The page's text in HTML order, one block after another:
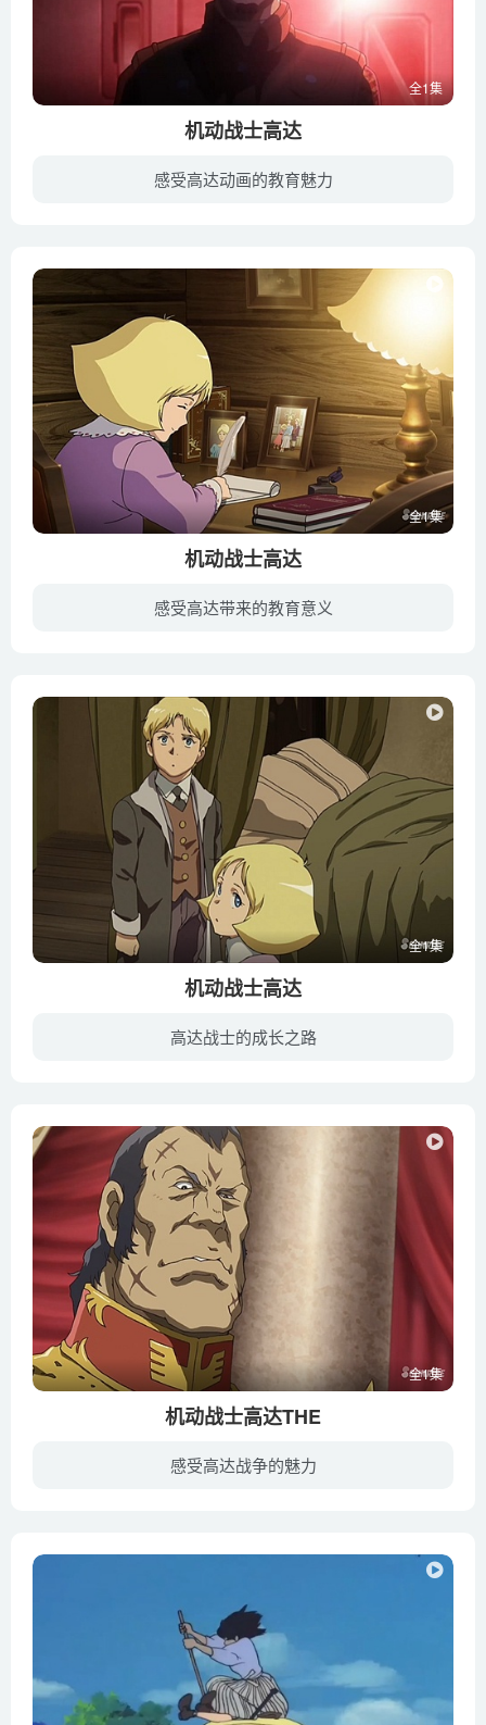
全1集
机动战士高达
感受高达动画的教育魅力
全1集
机动战士高达
感受高达带来的教育意义
全1集
机动战士高达
高达战士的成长之路
全1集
机动战士高达THE
感受高达战争的魅力